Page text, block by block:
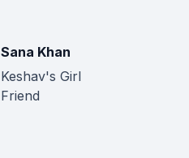
Sana Khan
Keshav's Girl
Friend